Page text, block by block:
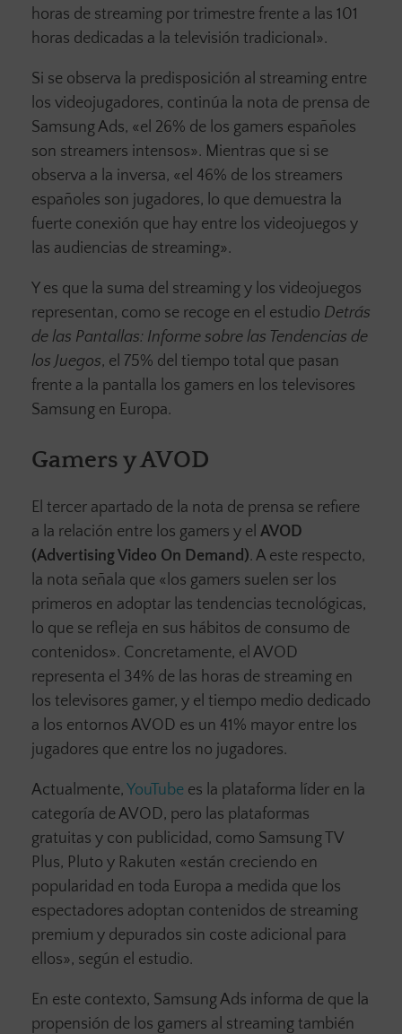
horas de streaming por trimestre frente a las 101
horas dedicadas a la televisión tradicional».
Si se observa la predisposición al streaming entre
los videojugadores, continúa la nota de prensa de
Samsung Ads, «el 26% de los gamers españoles
son streamers intensos». Mientras que si se
observa a la inversa, «el 46% de los streamers
españoles son jugadores, lo que demuestra la
fuerte conexión que hay entre los videojuegos y
las audiencias de streaming».
Y es que la suma del streaming y los videojuegos
representan, como se recoge en el estudio Detrás
de las Pantallas: Informe sobre las Tendencias de
los Juegos, el 75% del tiempo total que pasan
frente a la pantalla los gamers en los televisores
Samsung en Europa.
Gamers y AVOD
El tercer apartado de la nota de prensa se refiere
a la relación entre los gamers y el AVOD
(Advertising Video On Demand). A este respecto,
la nota señala que «los gamers suelen ser los
primeros en adoptar las tendencias tecnológicas,
lo que se refleja en sus hábitos de consumo de
contenidos». Concretamente, el AVOD
representa el 34% de las horas de streaming en
los televisores gamer, y el tiempo medio dedicado
a los entornos AVOD es un 41% mayor entre los
jugadores que entre los no jugadores.
Actualmente, YouTube es la plataforma líder en la
categoría de AVOD, pero las plataformas
gratuitas y con publicidad, como Samsung TV
Plus, Pluto y Rakuten «están creciendo en
popularidad en toda Europa a medida que los
espectadores adoptan contenidos de streaming
premium y depurados sin coste adicional para
ellos», según el estudio.
En este contexto, Samsung Ads informa de que la
propensión de los gamers al streaming también